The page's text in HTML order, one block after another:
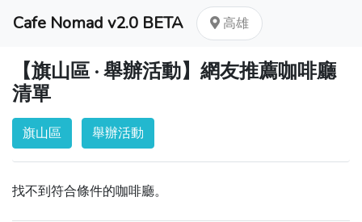
Cafe Nomad v2.0 BETA 高雄
【旗山區 · 舉辦活動】網友推薦咖啡廳
清單
旗山區 舉辦活動
找不到符合條件的咖啡廳。